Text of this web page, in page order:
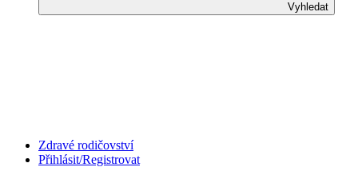
Vyhledat
Zdravé rodičovství
Přihlásit/Registrovat